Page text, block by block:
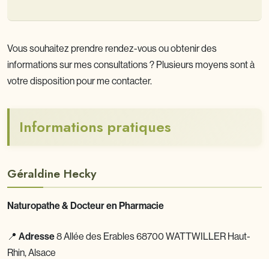
Vous souhaitez prendre rendez-vous ou obtenir des
informations sur mes consultations ? Plusieurs moyens sont à
votre disposition pour me contacter.
Informations pratiques
Géraldine Hecky
Naturopathe & Docteur en Pharmacie
📍 Adresse8 Allée des Erables 68700 WATTWILLER Haut-
Rhin, Alsace